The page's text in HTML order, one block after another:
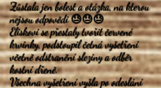
Zůstala jen bolest a otázka, na kterou
nejsou odpovědi 😓😓😓
Eliskovi se přestaly tvořit červené
krvinky, podstoupil četná vyšetření
včetně odstranění sleziny a odběr
kostní dřeně.
Všechna vyšetření vyšla po odeslání